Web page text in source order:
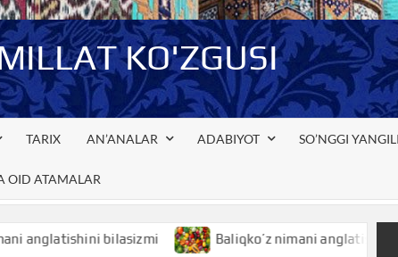
KO'ZGUSI
TARIX AN’ANALAR ADABIYOT SO’NGGI
OID ATAMALAR
bilasizmi Baliqko’z nimani anglatishini bilasizmi